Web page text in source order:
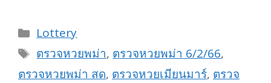
Categories
Lottery
Tags
ตรวจหวยพม่า, ตรวจหวยพม่า 6/2/66,
ตรวจหวยพม่า สด, ตรวจหวยเมียนมาร์, ตรวจ